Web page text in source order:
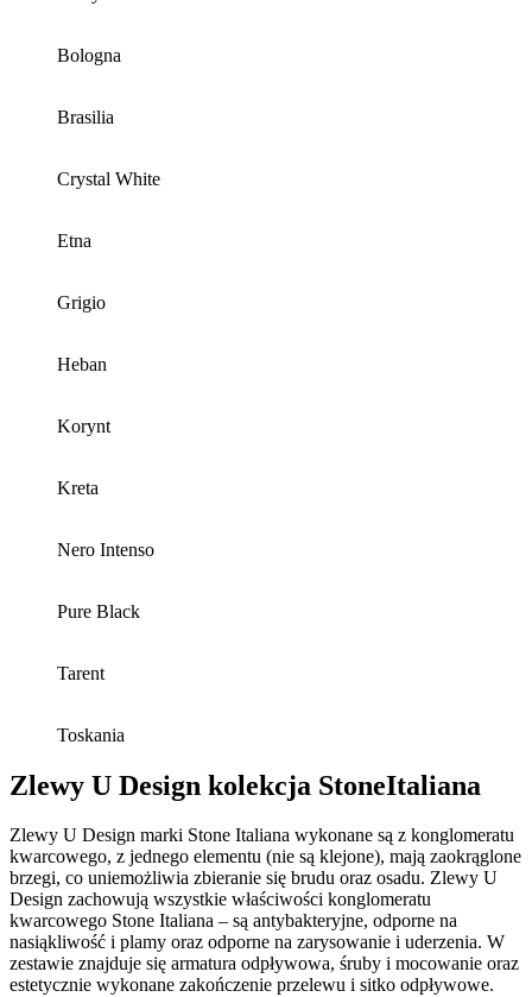
Bologna
Brasilia
Crystal White
Etna
Grigio
Heban
Korynt
Kreta
Nero Intenso
Pure Black
Tarent
Toskania
Zlewy U Design kolekcja StoneItaliana
Zlewy U Design marki Stone Italiana wykonane są z konglomeratu
kwarcowego, z jednego elementu (nie są klejone), mają zaokrąglone
brzegi, co uniemożliwia zbieranie się brudu oraz osadu. Zlewy U
Design zachowują wszystkie właściwości konglomeratu
kwarcowego Stone Italiana – są antybakteryjne, odporne na
nasiąkliwość i plamy oraz odporne na zarysowanie i uderzenia. W
zestawie znajduje się armatura odpływowa, śruby i mocowanie oraz
estetycznie wykonane zakończenie przelewu i sitko odpływowe.